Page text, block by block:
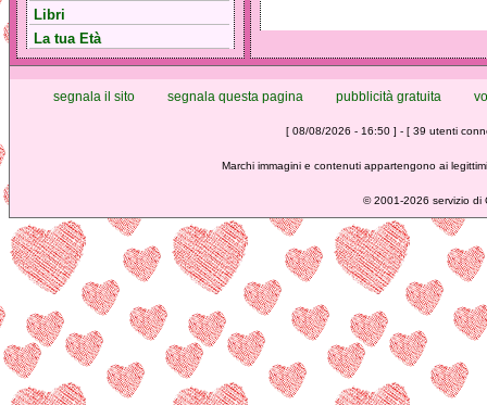
Libri
La tua Età
segnala il sito segnala questa pagina pubblicità gratuita
[ 08/08/2026 - 16:50 ] - [ 39 utenti
Marchi immagini e contenuti appartengono ai
©2001-2026 servizio di